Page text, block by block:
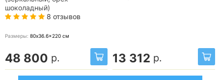
шоколадный)
8 отзывов
Размеры: 80x36.6x220 см
48 800 р. 13 312 р.